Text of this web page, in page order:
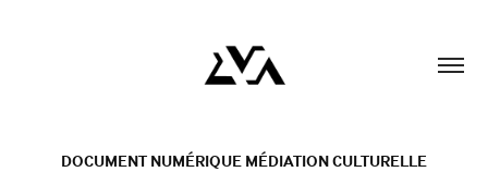
DOCUMENT NUMÉRIQUE MÉDIATION CULTURELLE